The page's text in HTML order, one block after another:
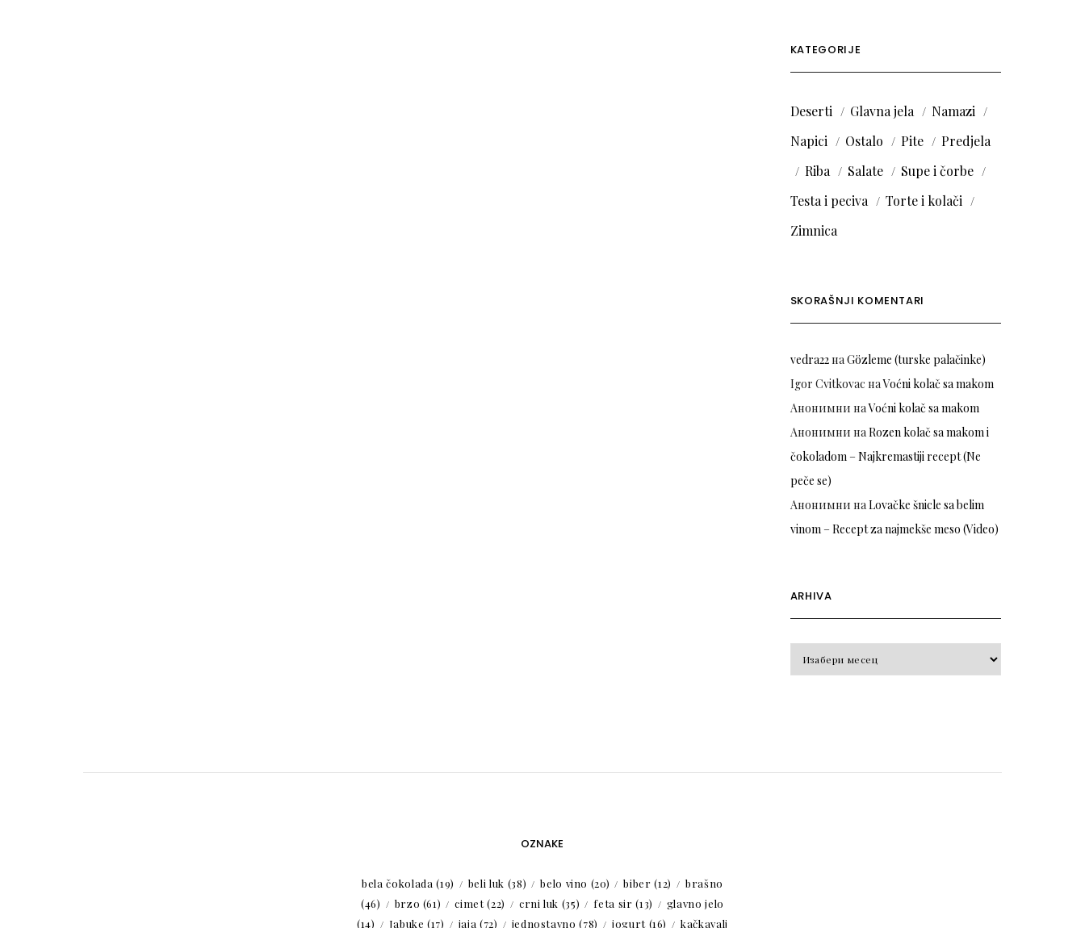
KATEGORIJE
Deserti Glavna jela
Namazi
Napici
Ostalo Pite
Predjela
Riba
Salate
Supe i čorbe
Testa i peciva
Torte i kolači
Zimnica
SKORAŠNJI KOMENTARI
vedra22наGözleme (turske palačinke)
Igor Cvitkovac наVoćni kolač sa makom
Анонимни наVoćni kolač sa makom
Анонимни наRozen kolač sa makom i
čokoladom – Najkremastiji recept (Ne
peče se)
Анонимни наLovačke šnicle sa belim
vinom – Recept za najmekše meso (Video)
ARHIVA
OZNAKE
bela čokolada (19) beli luk (38) belo vino (20) biber (12)
brašno
(46)
brzo (61) cimet(22) crni luk (35) feta sir (13)
glavno jelo
(14)
Jabuke (17) jaja (72) jednostavno (78) jogurt(16) kačkavalj